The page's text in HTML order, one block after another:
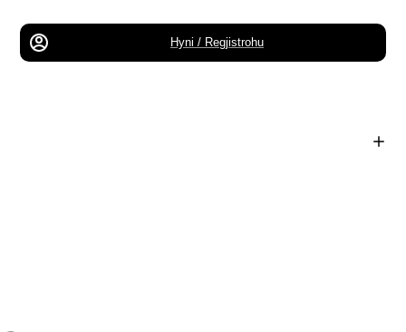
Hyni / Regjistrohu